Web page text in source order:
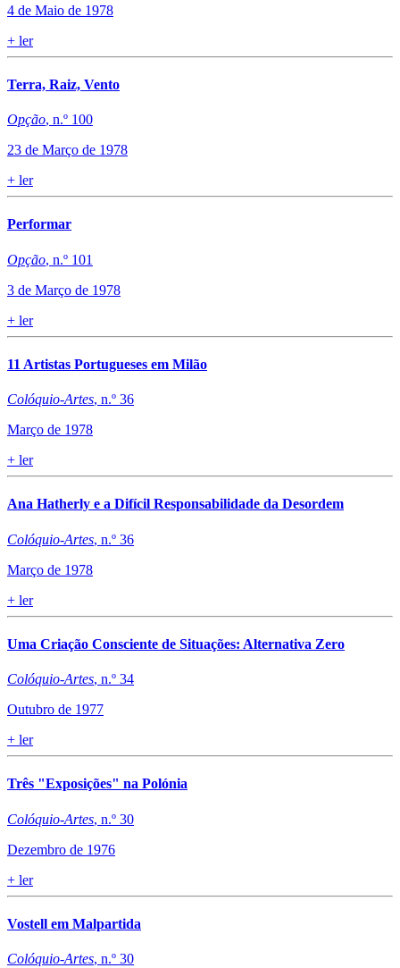
4 de Maio de 1978
+ ler
Terra, Raiz, Vento
Opção, n.º 100
23 de Março de 1978
+ ler
Performar
Opção, n.º 101
3 de Março de 1978
+ ler
​11 Artistas Portugueses em Milão
Colóquio-Artes, n.º 36
Março de 1978
+ ler
Ana Hatherly e a Difícil Responsabilidade da Desordem
Colóquio-Artes, n.º 36
Março de 1978
+ ler
Uma Criação Consciente de Situações: Alternativa Zero
Colóquio-Artes, n.º 34
Outubro de 1977
+ ler
Três "Exposições" na Polónia
Colóquio-Artes, n.º 30
Dezembro de 1976
+ ler
Vostell em Malpartida
Colóquio-Artes, n.º 30